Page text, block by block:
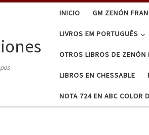
INICIO GM ZENÓN
LIVROS EM PORTUGUÊS
OTROS LIBROS DE ZENÓN
LIBROS EN CHESSABLE
NOTA 724 EN ABC COLOR